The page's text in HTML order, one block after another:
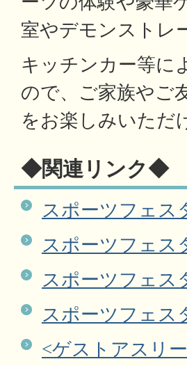
室やデモンストレ
キッチンカー等に
ので、ご家族やご
をお楽しみいただ
◆関連リンク◆
スポーツフェス
スポーツフェス
スポーツフェス
スポーツフェス
<ゲストアスリ